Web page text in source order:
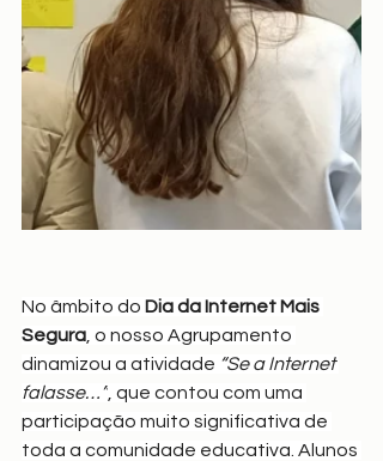
No âmbito do Dia da Internet Mais
Segura , o nosso Agrupamento
dinamizou a atividade “Se a Internet
falasse…” , que contou com uma
participação muito significativa de
toda a comunidade educativa. Alunos